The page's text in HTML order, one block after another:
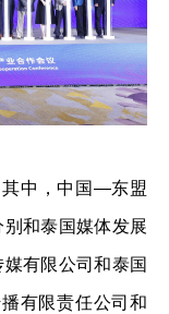
其中，中国—东盟
和泰国媒体发展
有限公司和泰国
有限责任公司和